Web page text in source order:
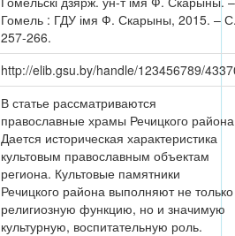
Гомель : ГДУ імя Ф. Скарыны, 2015. –
257-266.
http://elib.gsu.by/handle/123456789/
В статье рассматриваются
православные храмы Речицкого
Дается историческая характеристика
культовым православным объектам
региона. Культовые памятники
Речицкого района выполняют не только
религиозную функцию, но и значимую
культурную, воспитательную роль.